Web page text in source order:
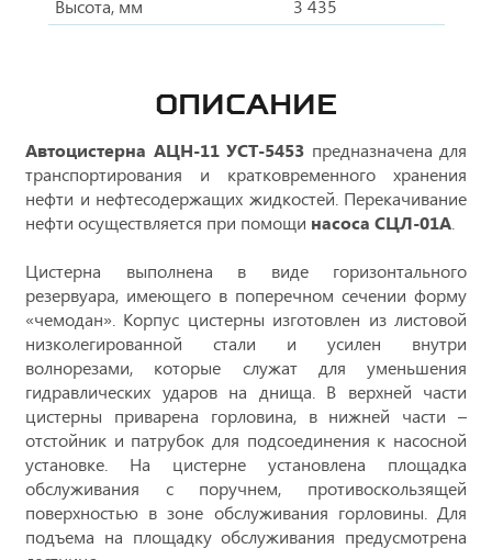
Высота, мм
3 435
ОПИСАНИЕ
Автоцистерна АЦН-11 УСТ-5453 предназначена для
транспортирования и кратковременного хранения
нефти и нефтесодержащих жидкостей. Перекачивание
нефти осуществляется при помощи насоса СЦЛ-01А
Цистерна выполнена в виде горизонтального
резервуара, имеющего в поперечном сечении форму
«чемодан». Корпус цистерны изготовлен из листовой
низколегированной стали и усилен внутри
волнорезами, которые служат для уменьшения
гидравлических ударов на днища. В верхней части
цистерны приварена горловина, в нижней части –
отстойник и патрубок для подсоединения к насосной
установке. На цистерне установлена площадка
обслуживания с поручнем, противоскользящей
поверхностью в зоне обслуживания горловины. Для
подъема на площадку обслуживания предусмотрена